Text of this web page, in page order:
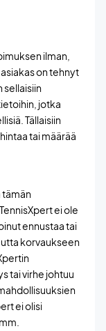
ilman,
on tehnyt
sellaisiin
jotka
Tällaisiin
tai määrää
tämän
ei ole
ennustaa tai
korvaukseen
tai virhe johtuu
ei olisi